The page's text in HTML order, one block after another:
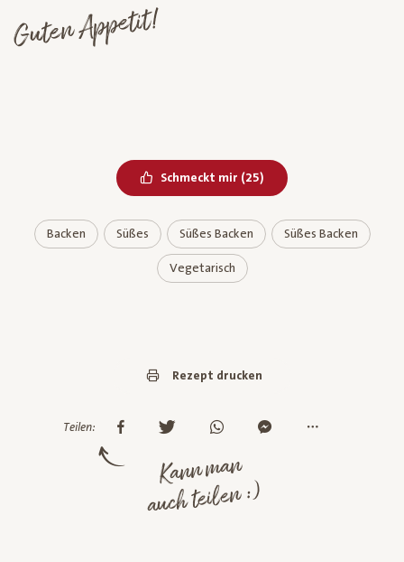
Guten Appetit!
Schmeckt mir Bereits geliked
(25)
Backen Süßes Süßes Backen Süßes Backen
Vegetarisch
Rezept drucken
Teilen:
Kann man
auch teilen :)